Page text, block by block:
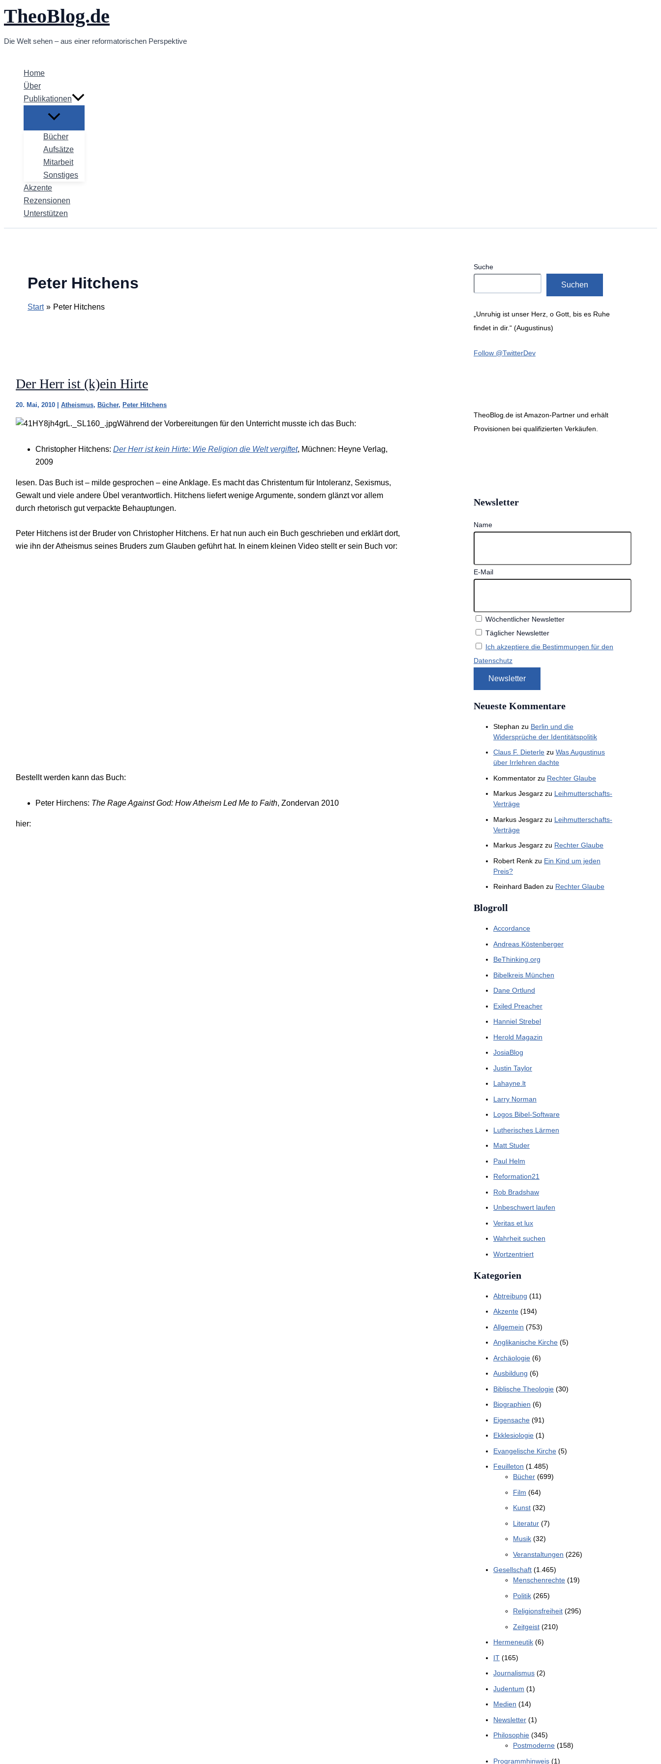
Zum
Inhalt
TheoBlog.de
Die Welt sehen – aus einer reformatorischen Perspektive
Home
Über
Publikationen
Bücher
Aufsätze
Mitarbeit
Sonstiges
Akzente
Rezensionen
Unterstützen
Peter Hitchens
Start Peter Hitchens
Der Herr ist (k)ein Hirte
20. Mai, 2010 Atheismus, Bücher, Peter Hitchens
Während der Vorbereitungen für den Unterricht musste ich das Buch:
Christopher Hitchens: Der Herr ist kein Hirte: Wie Religion die Welt vergiftet, Müchnen: Heyne Verlag,
2009
lesen. Das Buch ist – milde gesprochen – eine Anklage. Es macht das Christentum für Intoleranz, Sexismus,
Gewalt und viele andere Übel verantwortlich. Hitchens liefert wenige Argumente, sondern glänzt vor allem
durch rhetorisch gut verpackte Behauptungen.
Peter Hitchens ist der Bruder von Christopher Hitchens. Er hat nun auch ein Buch geschrieben und erklärt dort,
wie ihn der Atheismus seines Bruders zum Glauben geführt hat. In einem kleinen Video stellt er sein Buch vor:
Bestellt werden kann das Buch:
Peter Hirchens: The Rage Against God: How Atheism Led Me to Faith, Zondervan 2010
hier:
Suche
Suchen
„Unruhig ist unser Herz, o Gott, bis es Ruhe
findet in dir.“ (Augustinus)
Follow @TwitterDev
TheoBlog.de ist Amazon-Partner und erhält
Provisionen bei qualifizierten Verkäufen.
Newsletter
Name
E-Mail
Wöchentlicher Newsletter
Täglicher Newsletter
Ich akzeptiere die Bestimmungen für den
Datenschutz
Neueste Kommentare
Stephan zu Berlin und die
Widersprüche der Identitätspolitik
Claus F. Dieterle zu Was Augustinus
über Irrlehren dachte
Kommentator zu Rechter Glaube
Markus Jesgarz zu Leihmutterschafts-
Verträge
Markus Jesgarz zu Leihmutterschafts-
Verträge
Markus Jesgarz zu Rechter Glaube
Robert Renk zu Ein Kind um jeden
Preis?
Reinhard Baden zu Rechter Glaube
Blogroll
Accordance
Andreas Köstenberger
BeThinking.org
Bibelkreis München
Dane Ortlund
Exiled Preacher
Hanniel Strebel
Herold Magazin
JosiaBlog
Justin Taylor
Lahayne.lt
Larry Norman
Logos Bibel-Software
Lutherisches Lärmen
Matt Studer
Paul Helm
Reformation21
Rob Bradshaw
Unbeschwert laufen
Veritas et lux
Wahrheit suchen
Wortzentriert
Kategorien
Abtreibung (11)
Akzente (194)
Allgemein (753)
Anglikanische Kirche (5)
Archäologie (6)
Ausbildung (6)
Biblische Theologie (30)
Biographien (6)
Eigensache (91)
Ekklesiologie (1)
Evangelische Kirche (5)
Feuilleton (1.485)
Bücher (699)
Film (64)
Kunst (32)
Literatur (7)
Musik (32)
Veranstaltungen (226)
Gesellschaft (1.465)
Menschenrechte (19)
Politik (265)
Religionsfreiheit (295)
Zeitgeist (210)
Hermeneutik (6)
IT (165)
Journalismus (2)
Judentum (1)
Medien (14)
Newsletter (1)
Philosophie (345)
Postmoderne (158)
Programmhinweis (1)